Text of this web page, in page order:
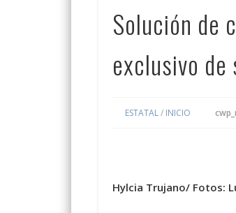
Solución de
exclusivo de
ESTATAL/ INICIO
Hylcia Trujano/ Fotos: